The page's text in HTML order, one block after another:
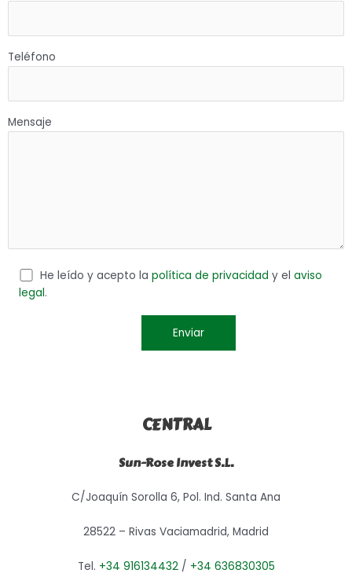
Teléfono
Mensaje
He leído y acepto la política de privacidad y el aviso
legal.
CENTRAL
Sun-Rose Invest S.L.
C/Joaquín Sorolla 6, Pol. Ind. Santa Ana
28522 – Rivas Vaciamadrid, Madrid
Tel. +34 916134432/ +34 636830305